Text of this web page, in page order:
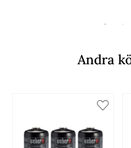
Andra